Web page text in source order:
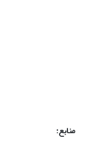
منابع: